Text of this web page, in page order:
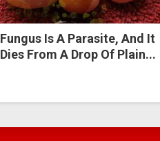
Fungus Is A Parasite, And It
Dies From A Drop Of Plain...